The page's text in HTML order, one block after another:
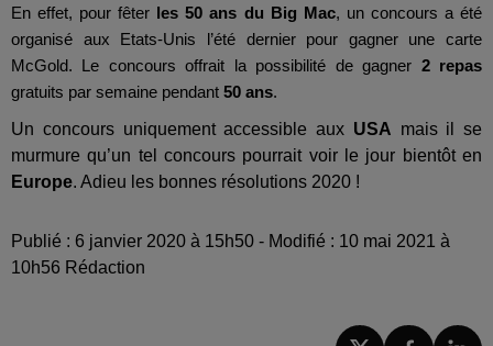
En effet, pour fêter les 50 ans du Big Mac, un concours a été
organisé aux Etats-Unis l’été dernier pour gagner une carte
McGold. Le concours offrait la possibilité de gagner 2 repas
gratuits par semaine pendant 50 ans.
Un concours uniquement accessible aux USA mais il se
murmure qu’un tel concours pourrait voir le jour bientôt en
Europe. Adieu les bonnes résolutions 2020 !
Publié : 6 janvier 2020 à 15h50 - Modifié : 10 mai 2021 à
10h56 Rédaction